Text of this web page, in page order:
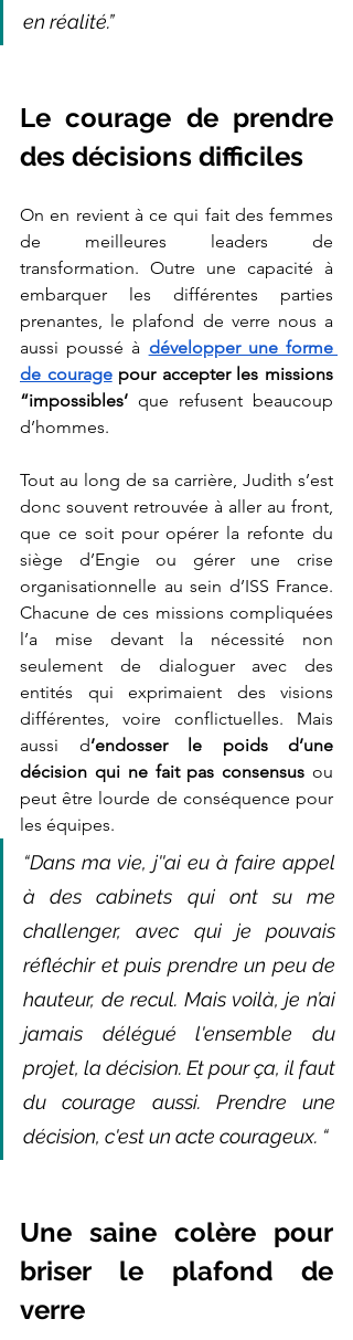
en réalité.”
Le courage de prendre
des décisions difficiles
On en revient à ce qui fait des femmes
de meilleures leaders de
transformation. Outre une capacité à
embarquer les différentes parties
prenantes, le plafond de verre nous a
aussi poussé à développer une forme
de courage pour accepter les missions
“impossibles’ que refusent beaucoup
d’hommes.
Tout au long de sa carrière, Judith s’est
donc souvent retrouvée à aller au front,
que ce soit pour opérer la refonte du
siège d’Engie ou gérer une crise
organisationnelle au sein d’ISS France.
Chacune de ces missions compliquées
l’a mise devant la nécessité non
seulement de dialoguer avec des
entités qui exprimaient des visions
différentes, voire conflictuelles. Mais
aussi d’endosser le poids d’une
décision qui ne fait pas consensus ou
peut être lourde de conséquence pour
les équipes.
“Dans ma vie, j''ai eu à faire appel
à des cabinets qui ont su me
challenger, avec qui je pouvais
réfléchir et puis prendre un peu de
hauteur, de recul. Mais voilà, je n’ai
jamais délégué l'ensemble du
projet, la décision. Et pour ça, il faut
du courage aussi. Prendre une
décision, c'est un acte courageux. “
Une saine colère pour
briser le plafond de
verre